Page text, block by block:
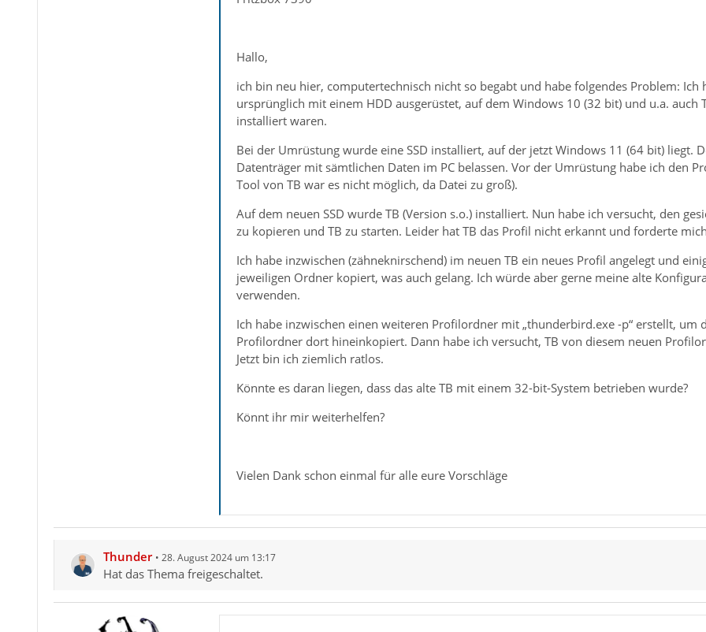
Hallo,
ich bin neu hier, computertechnisch nicht so begabt und habe folgendes Problem: Ich
ursprünglich mit einem HDD ausgerüstet, auf dem Windows 10 (32 bit) und u.a. auch
installiert waren.
Bei der Umrüstung wurde eine SSD installiert, auf der jetzt Windows 11 (64 bit) liegt.
Datenträger mit sämtlichen Daten im PC belassen. Vor der Umrüstung habe ich den
Tool von TB war es nicht möglich, da Datei zu groß).
Auf dem neuen SSD wurde TB (Version s.o.) installiert. Nun habe ich versucht, den
zu kopieren und TB zu starten. Leider hat TB das Profil nicht erkannt und forderte
Ich habe inzwischen (zähneknirschend) im neuen TB ein neues Profil angelegt und
jeweiligen Ordner kopiert, was auch gelang. Ich würde aber gerne meine alte
verwenden.
Ich habe inzwischen einen weiteren Profilordner mit „thunderbird.exe -p“ erstellt, um
Profilordner dort hineinkopiert. Dann habe ich versucht, TB von diesem neuen
Jetzt bin ich ziemlich ratlos.
Könnte es daran liegen, dass das alte TB mit einem 32-bit-System betrieben wurde?
Könnt ihr mir weiterhelfen?
Vielen Dank schon einmal für alle eure Vorschläge
Thunder 28. August 2024 um 13:17
Hat das Thema freigeschaltet.